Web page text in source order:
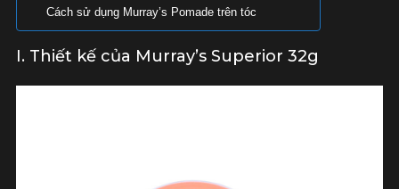
Cách sử dụng Murray’s Pomade trên tóc
I. Thiết kế của Murray’s Superior 32g